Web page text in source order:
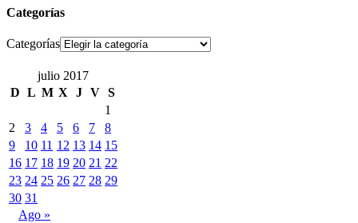
Categorías
Categorías
julio 2017
D L M X J V S
1
2
3 4 5 6 7
8
9
10 11 12 13 14 15
16 17 18 19 20 21 22
23 24 25 26 27 28 29
30 31
Ago »